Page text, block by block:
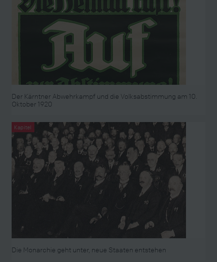
Der Kärntner Abwehrkampf und die Volksabstimmung am 10.
Oktober 1920
Kapitel
Die Monarchie geht unter, neue Staaten entstehen